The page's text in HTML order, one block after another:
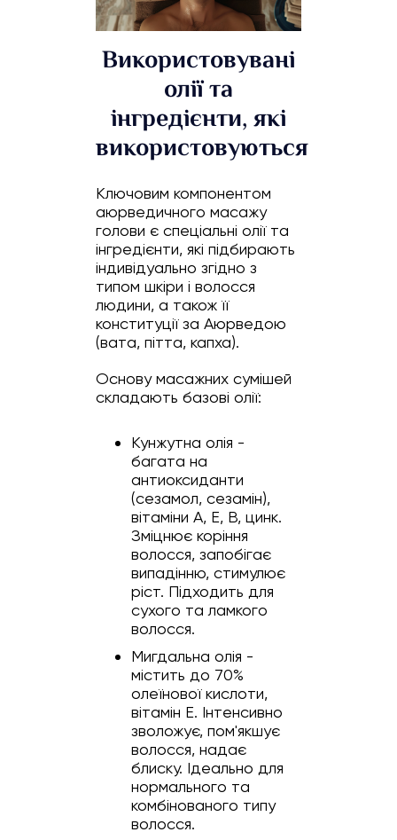
Використовувані
олії та
інгредієнти, які
використовуються
Ключовим компонентом
аюрведичного масажу
голови є спеціальні олії та
інгредієнти, які підбирають
індивідуально згідно з
типом шкіри і волосся
людини, а також її
конституції за Аюрведою
(вата, пітта, капха).
Основу масажних сумішей
складають базові олії:
Кунжутна олія -
багата на
антиоксиданти
(сезамол, сезамін),
вітаміни А, Е, В, цинк.
Зміцнює коріння
волосся, запобігає
випадінню, стимулює
ріст. Підходить для
сухого та ламкого
волосся.
Мигдальна олія -
містить до 70%
олеїнової кислоти,
вітамін Е. Інтенсивно
зволожує, пом'якшує
волосся, надає
блиску. Ідеально для
нормального та
комбінованого типу
волосся.